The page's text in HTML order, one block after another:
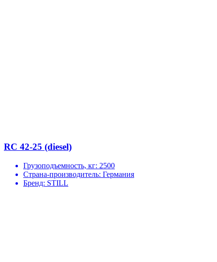
RC 42-25 (diesel)
Грузоподъемность, кг: 2500
Страна-производитель: Германия
Бренд: STILL